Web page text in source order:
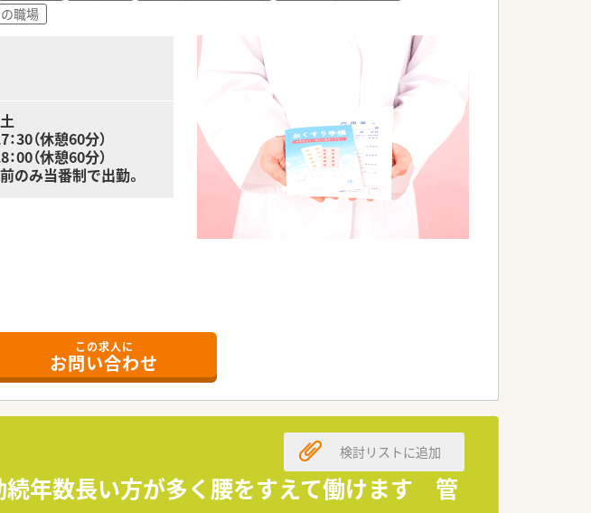
職場
30（休憩60分）
00（休憩60分）
のみ当番制で出勤。
場です。
です。
います
この求人に
お問い合わせ
年数長い方が多く腰をすえて働けます 管
検討リストに追加